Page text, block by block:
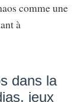
comme une
à
dans la
jeux